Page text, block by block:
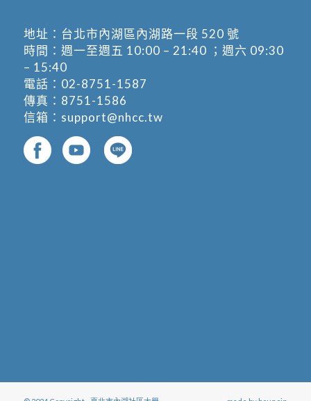
地址： 台北市內湖區內湖路一段 520 號
時間：週一至週五 10:00 – 21:40 ；週六 09:30
– 15:40
電話： 02-8751-1587
傳真：8751-1586
信箱： support@nhcc.tw